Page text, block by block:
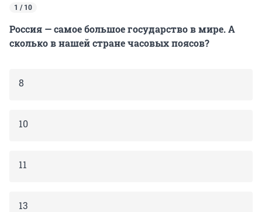
1 / 10
Россия — самое большое государство в мире. А
сколько в нашей стране часовых поясов?
8
10
11
13